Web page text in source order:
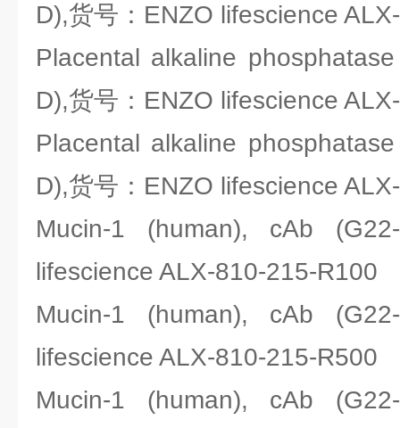
D),货号：ENZO lifescience
Placental alkaline
D),货号：ENZO lifescience
Placental alkaline
D),货号：ENZO lifescience
Mucin-1 (human), cAb
lifescience ALX-810-215-R100
Mucin-1 (human), cAb
lifescience ALX-810-215-R500
Mucin-1 (human), cAb